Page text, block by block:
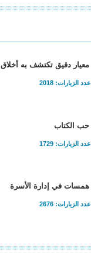
معيار دقيق تكتشف به أخلاق
عدد الزيارات: 2018
حب الكتاب
عدد الزيارات: 1729
همسات في إدارة الأسرة
عدد الزيارات: 2676